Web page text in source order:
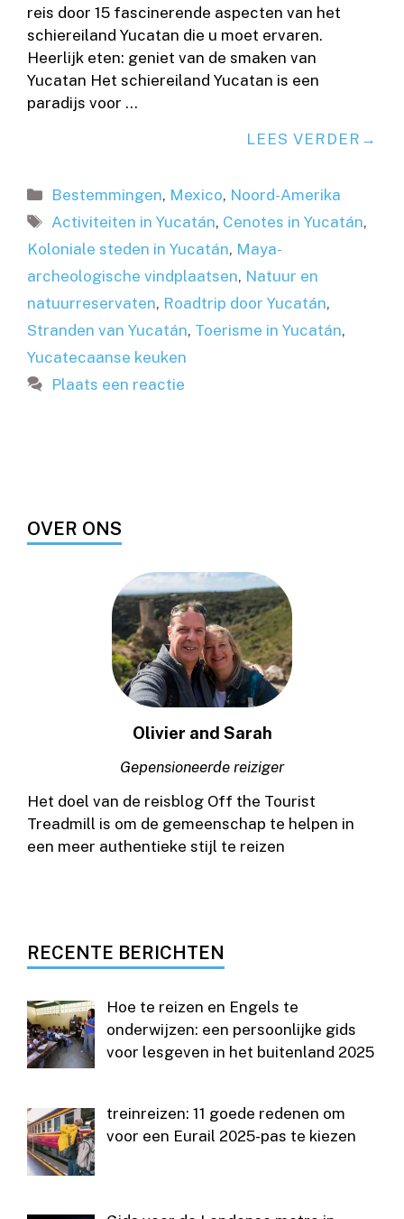
reis door 15 fascinerende aspecten van het
schiereiland Yucatan die u moet ervaren.
Heerlijk eten: geniet van de smaken van
Yucatan Het schiereiland Yucatan is een
paradijs voor …
LEES VERDER
Categorieën
Bestemmingen, Mexico, Noord-Amerika
Tags
Activiteiten in Yucatán, Cenotes in Yucatán,
Koloniale steden in Yucatán, Maya-
archeologische vindplaatsen, Natuur en
natuurreservaten, Roadtrip door Yucatán,
Stranden van Yucatán, Toerisme in Yucatán,
Yucatecaanse keuken
Plaats een reactie
OVER ONS
Olivier and Sarah
Gepensioneerde reiziger
Het doel van de reisblog Off the Tourist
Treadmill is om de gemeenschap te helpen in
een meer authentieke stijl te reizen
RECENTE BERICHTEN
Hoe te reizen en Engels te
onderwijzen: een persoonlijke gids
voor lesgeven in het buitenland 2025
treinreizen: 11 goede redenen om
voor een Eurail 2025-pas te kiezen